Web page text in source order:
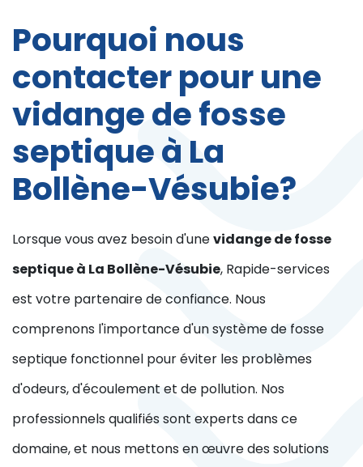
Pourquoi nous
contacter pour une
vidange de fosse
septique à La
Bollène-Vésubie?
Lorsque vous avez besoin d'unevidange de fosse
septique à La Bollène-Vésubie, Rapide-services
est votre partenaire de confiance. Nous
comprenons l'importance d'un système de fosse
septique fonctionnel pour éviter les problèmes
d'odeurs, d'écoulement et de pollution. Nos
professionnels qualifiés sont experts dans ce
domaine, et nous mettons en œuvre des solutions